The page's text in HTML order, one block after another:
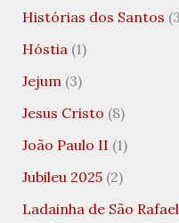
Histórias dos Santos
Hóstia (1)
Jejum (3)
Jesus Cristo (8)
João Paulo II (1)
Jubileu 2025(2)
Ladainha de São Rafael